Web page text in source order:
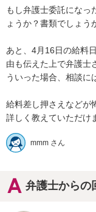
もし弁護士委託になっ
ょうか？書類でしょう
あと、4月16日の給料
由も伝えた上で弁護士
ういった場合、相談
給料差し押さえなど
詳しく教えていただけ
mmm さん
弁護士からの